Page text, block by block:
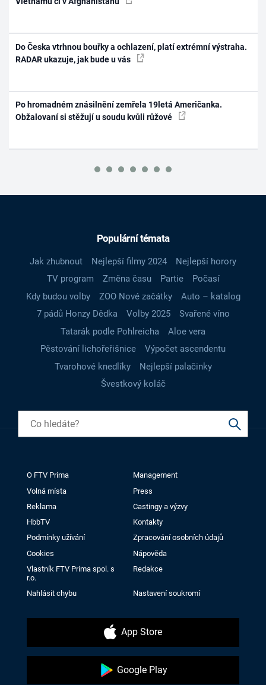
Do Česka vtrhnou bouřky a ochlazení, platí extrémní výstraha.
RADAR ukazuje, jak bude u vás
Po hromadném znásilnění zemřela 19letá Američanka.
Obžalovaní si stěžují u soudu kvůli růžové
Populární témata
Jak zhubnout Nejlepší filmy 2024
Nejlepší horory
TV program
Změna času Partie
Počasí
Kdy budou volby
ZOO Nové začátky
Auto – katalog
7 pádů Honzy Dědka
Volby 2025
Svařené víno
Tatarák podle Pohlreicha
Aloe vera
Pěstování lichořeřišnice
Výpočet ascendentu
Tvarohové knedlíky
Nejlepší palačinky
Švestkový koláč
O FTV Prima
Management
Volná místa
Press
Reklama
Castingy a výzvy
HbbTV
Kontakty
Podmínky užívání
Zpracování osobních údajů
Cookies
Nápověda
Vlastník FTV Prima spol. s
r.o.
Redakce
Nahlásit chybu Nastavení soukromí
App Store
Google Play